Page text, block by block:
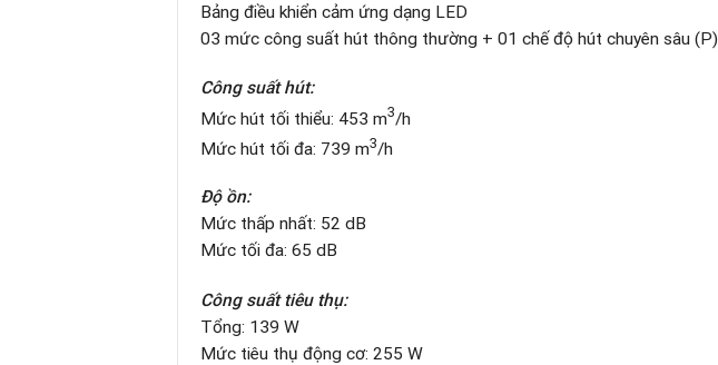
Bảng điều khiển cảm ứng dạng LED
03 mức công suất hút thông thường + 01 chế độ hút chuyên sâu (P)
Công suất hút:
Mức hút tối thiểu: 453 m3/h
Mức hút tối đa: 739 m3/h
Độ ồn:
Mức thấp nhất: 52 dB
Mức tối đa: 65 dB
Công suất tiêu thụ:
Tổng: 139 W
Mức tiêu thụ động cơ: 255 W